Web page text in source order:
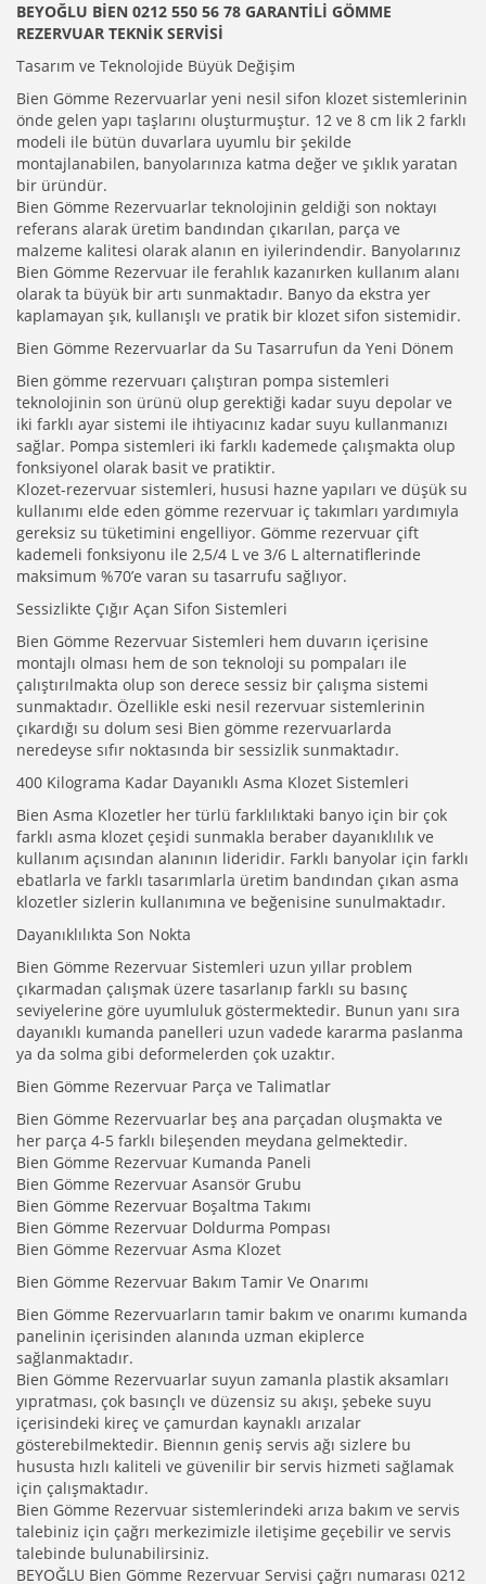
BEYOĞLU BİEN 0212 550 56 78 GARANTİLİ GÖMME
REZERVUAR TEKNİK SERVİSİ
Tasarım ve Teknolojide Büyük Değişim
Bien Gömme Rezervuarlar yeni nesil sifon klozet sistemlerinin
önde gelen yapı taşlarını oluşturmuştur. 12 ve 8 cm lik 2 farklı
modeli ile bütün duvarlara uyumlu bir şekilde
montajlanabilen, banyolarınıza katma değer ve şıklık yaratan
bir üründür.
Bien Gömme Rezervuarlar teknolojinin geldiği son noktayı
referans alarak üretim bandından çıkarılan, parça ve
malzeme kalitesi olarak alanın en iyilerindendir. Banyolarınız
Bien Gömme Rezervuar ile ferahlık kazanırken kullanım alanı
olarak ta büyük bir artı sunmaktadır. Banyo da ekstra yer
kaplamayan şık, kullanışlı ve pratik bir klozet sifon sistemidir.
Bien Gömme Rezervuarlar da Su Tasarrufun da Yeni Dönem
Bien gömme rezervuarı çalıştıran pompa sistemleri
teknolojinin son ürünü olup gerektiği kadar suyu depolar ve
iki farklı ayar sistemi ile ihtiyacınız kadar suyu kullanmanızı
sağlar. Pompa sistemleri iki farklı kademede çalışmakta olup
fonksiyonel olarak basit ve pratiktir.
Klozet-rezervuar sistemleri, hususi hazne yapıları ve düşük su
kullanımı elde eden gömme rezervuar iç takımları yardımıyla
gereksiz su tüketimini engelliyor. Gömme rezervuar çift
kademeli fonksiyonu ile 2,5/4 L ve 3/6 L alternatiflerinde
maksimum %70’e varan su tasarrufu sağlıyor.
Sessizlikte Çığır Açan Sifon Sistemleri
Bien Gömme Rezervuar Sistemleri hem duvarın içerisine
montajlı olması hem de son teknoloji su pompaları ile
çalıştırılmakta olup son derece sessiz bir çalışma sistemi
sunmaktadır. Özellikle eski nesil rezervuar sistemlerinin
çıkardığı su dolum sesi Bien gömme rezervuarlarda
neredeyse sıfır noktasında bir sessizlik sunmaktadır.
400 Kilograma Kadar Dayanıklı Asma Klozet Sistemleri
Bien Asma Klozetler her türlü farklılıktaki banyo için bir çok
farklı asma klozet çeşidi sunmakla beraber dayanıklılık ve
kullanım açısından alanının lideridir. Farklı banyolar için farklı
ebatlarla ve farklı tasarımlarla üretim bandından çıkan asma
klozetler sizlerin kullanımına ve beğenisine sunulmaktadır.
Dayanıklılıkta Son Nokta
Bien Gömme Rezervuar Sistemleri uzun yıllar problem
çıkarmadan çalışmak üzere tasarlanıp farklı su basınç
seviyelerine göre uyumluluk göstermektedir. Bunun yanı sıra
dayanıklı kumanda panelleri uzun vadede kararma paslanma
ya da solma gibi deformelerden çok uzaktır.
Bien Gömme Rezervuar Parça ve Talimatlar
Bien Gömme Rezervuarlar beş ana parçadan oluşmakta ve
her parça 4-5 farklı bileşenden meydana gelmektedir.
Bien Gömme Rezervuar Kumanda Paneli
Bien Gömme Rezervuar Asansör Grubu
Bien Gömme Rezervuar Boşaltma Takımı
Bien Gömme Rezervuar Doldurma Pompası
Bien Gömme Rezervuar Asma Klozet
Bien Gömme Rezervuar Bakım Tamir Ve Onarımı
Bien Gömme Rezervuarların tamir bakım ve onarımı kumanda
panelinin içerisinden alanında uzman ekiplerce
sağlanmaktadır.
Bien Gömme Rezervuarlar suyun zamanla plastik aksamları
yıpratması, çok basınçlı ve düzensiz su akışı, şebeke suyu
içerisindeki kireç ve çamurdan kaynaklı arızalar
gösterebilmektedir. Biennın geniş servis ağı sizlere bu
hususta hızlı kaliteli ve güvenilir bir servis hizmeti sağlamak
için çalışmaktadır.
Bien Gömme Rezervuar sistemlerindeki arıza bakım ve servis
talebiniz için çağrı merkezimizle iletişime geçebilir ve servis
talebinde bulunabilirsiniz.
BEYOĞLU Bien Gömme Rezervuar Servisi çağrı numarası 0212